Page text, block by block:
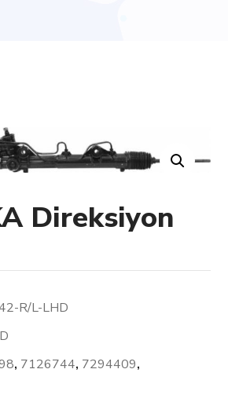
Direksiyon
R/L-LHD
, 7126744, 7294409,